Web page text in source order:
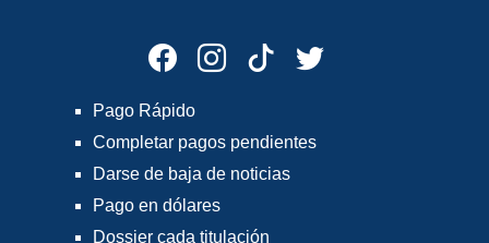
Pago Rápido
Completar pagos pendientes
Darse de baja de noticias
Pago en dólares
Dossier cada titulación